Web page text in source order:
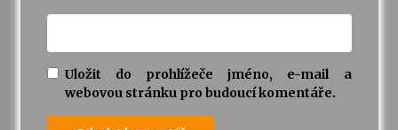
Uložit do prohlížeče jméno, e-mail a
webovou stránku pro budoucí komentáře.